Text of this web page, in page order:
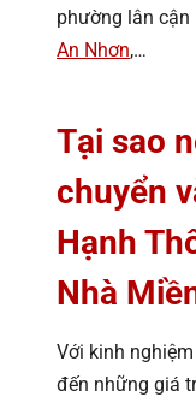
phường lân cận
An Nhơn,…
Tại sao
chuyển
Hạnh
Nhà
Với kinh
đến những giá